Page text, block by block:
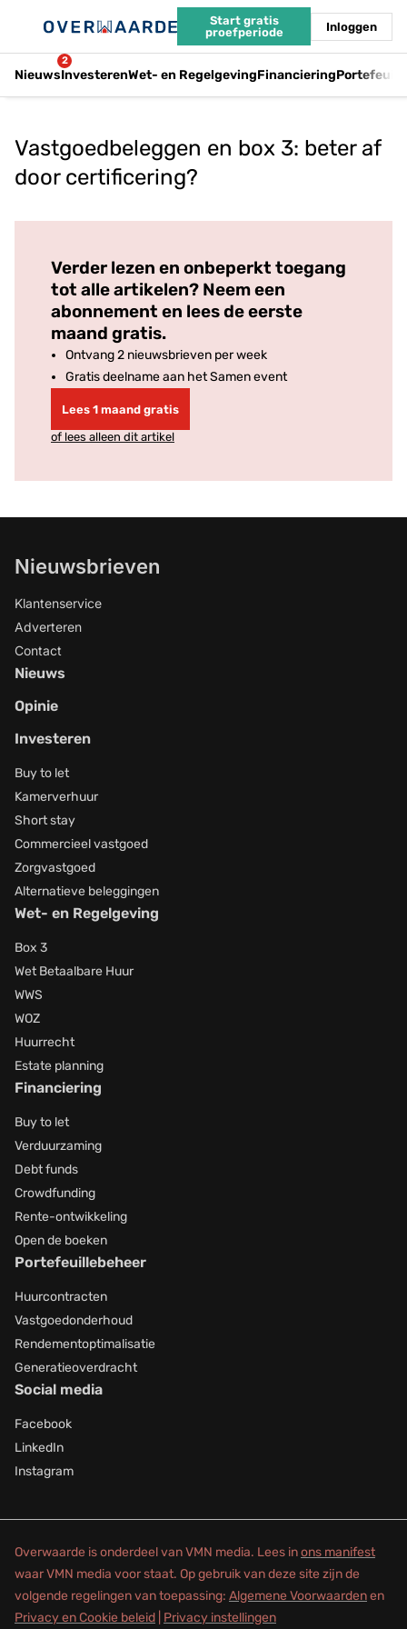
Start gratis
proefperiode
Inloggen
Nieuws
2
InvesterenWet- en RegelgevingFinanciering
Vastgoedbeleggen en box 3: beter af
door certificering?
Verder lezen en onbeperkt toegang
tot alle artikelen? Neem een
abonnement en lees de eerste
maand gratis.
Ontvang 2 nieuwsbrieven per week
Gratis deelname aan het Samen event
Lees 1 maand gratis
of lees alleen dit artikel
Nieuwsbrieven
Klantenservice
Adverteren
Contact
Nieuws
Opinie
Investeren
Buy to let
Kamerverhuur
Short stay
Commercieel vastgoed
Zorgvastgoed
Alternatieve beleggingen
Wet- en Regelgeving
Box 3
Wet Betaalbare Huur
WWS
WOZ
Huurrecht
Estate planning
Financiering
Buy to let
Verduurzaming
Debt funds
Crowdfunding
Rente-ontwikkeling
Open de boeken
Portefeuillebeheer
Huurcontracten
Vastgoedonderhoud
Rendementoptimalisatie
Generatieoverdracht
Social media
Facebook
LinkedIn
Instagram
Overwaarde is onderdeel van VMN media. Lees inons manifest
waar VMN media voor staat. Op gebruik van deze site zijn de
volgende regelingen van toepassing: Algemene Voorwaardenen
Privacy en Cookie beleid Privacy instellingen